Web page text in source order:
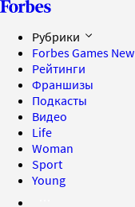
Рубрики
Forbes Games New
Рейтинги
Франшизы
Подкасты
Видео
Life
Woman
Sport
Young